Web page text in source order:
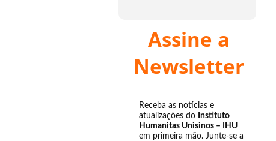
Assine a
Newsletter
Receba as notícias e
atualizações do Instituto
Humanitas Unisinos – IHU
em primeira mão. Junte-se a